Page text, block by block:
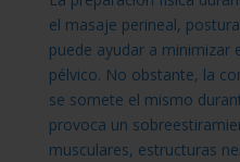
el masaje perineal,
puede ayudar a minimizar
pélvico. No obstante, la
se somete el mismo
provoca un
musculares, estructuras